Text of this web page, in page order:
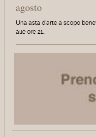
agosto
Una asta d'arte a scopo
alle ore 21…